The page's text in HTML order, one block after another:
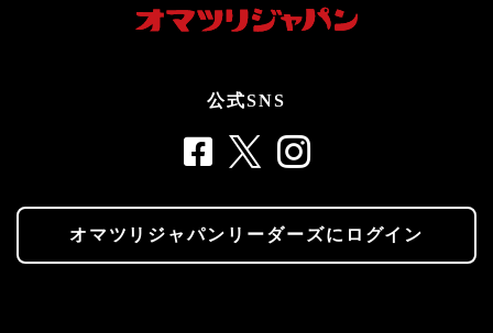
公式SNS
オマツリジャパンリーダーズにログイン